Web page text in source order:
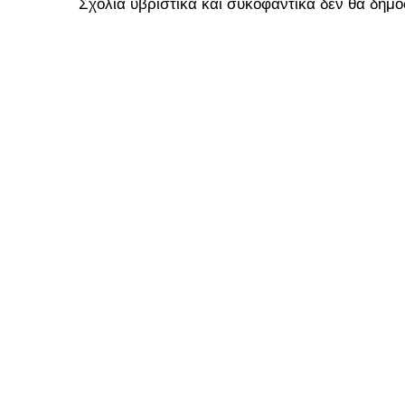
Σχόλια υβριστικά και συκοφαντικά δεν θα